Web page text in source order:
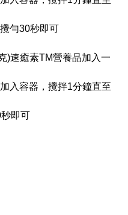
勻30秒即可
)速癒素TM營養品加入一
入容器，攪拌1分鐘直至
即可